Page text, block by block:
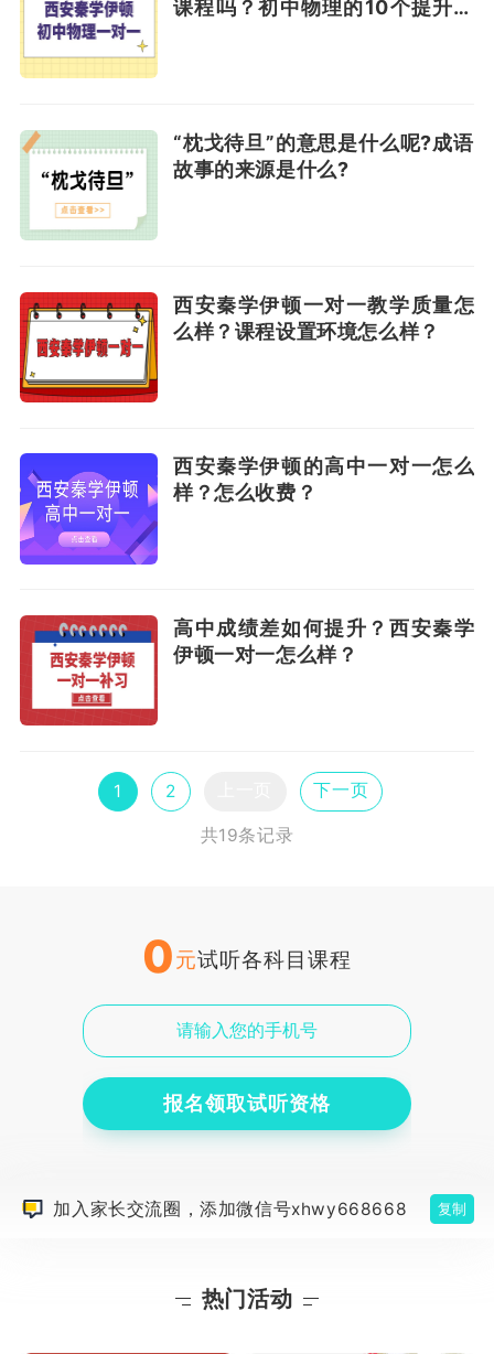
课程吗？初中物理的10个提升方
“枕戈待旦”的意思是什么呢?成语
故事的来源是什么?
西安秦学伊顿一对一教学质量怎
么样？课程设置环境怎么样？
西安秦学伊顿的高中一对一怎么
样？怎么收费？
高中成绩差如何提升？西安秦学
伊顿一对一怎么样？
1 2 下一页
共19条记录
0元试听各科目课程
报名领取试听资格
加入家长交流圈，添加微信号xhwy668668 复制
热门活动